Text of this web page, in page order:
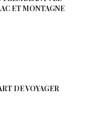
ET MONTAGNE
DE VOYAGER